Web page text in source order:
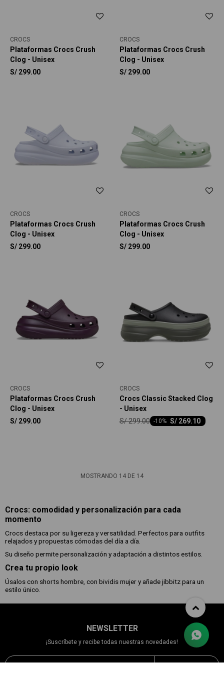
CROCS
Plataformas Crocs Crush
Clog - Unisex
S/ 299.00
CROCS
Plataformas Crocs Crush
Clog - Unisex
S/ 299.00
CROCS
Plataformas Crocs Crush
Clog - Unisex
S/ 299.00
CROCS
Plataformas Crocs Crush
Clog - Unisex
S/ 299.00
CROCS
Plataformas Crocs Crush
Clog - Unisex
S/ 299.00
CROCS
Crocs Classic Stacked Clog
- Unisex
S/ 269.10
-10
S/299.00
MOSTRANDO 14 DE 14
Crocs: comodidad y personalización para cada
momento
Crocs destaca por su ligereza y versatilidad. Perfectos para outfits
relajados y propuestas cómodas del día a día.
Su diseño permite personalización y adaptación a distintos estilos.
Crea tu propio look
Úsalos con shorts hombre, con bividis mujer y añade jibbitz para un
estilo único.
NEWSLETTER
¡Suscríbete y recibe todas nuestras novedades!